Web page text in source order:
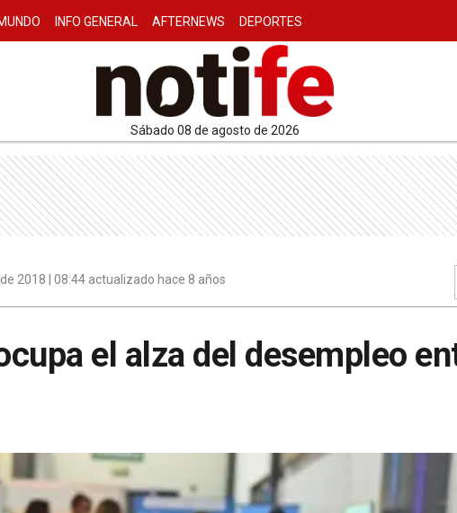
INFO GENERAL AFTERNEWS DEPORTES
sábado 08 de agosto de 2026
2018 | 08:44 actualizado hace 8 años
el alza del desempleo